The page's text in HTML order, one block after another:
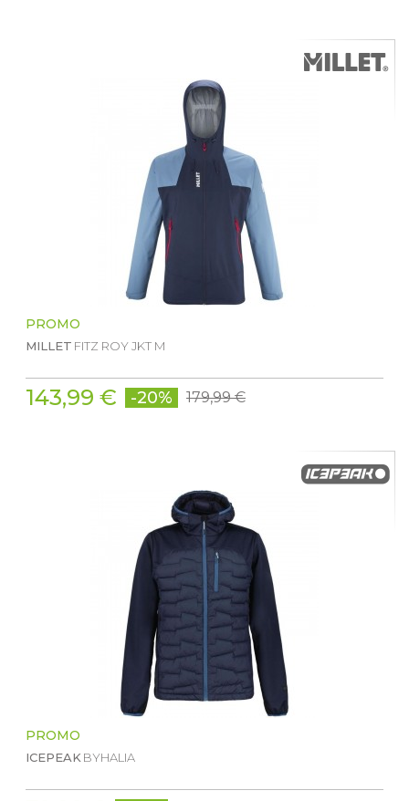
PROMO
MILLET FITZ ROY JKT M
143,99 € -20% 179,99 €
PROMO
ICEPEAK BYHALIA